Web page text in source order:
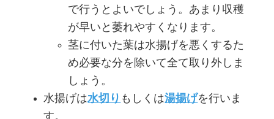
で行うとよいでしょう。あまり収穫
が早いと萎れやすくなります。
茎に付いた葉は水揚げを悪くするた
め必要な分を除いて全て取り外しま
しょう。
水揚げは水切り もしくは湯揚げを行いま
す。